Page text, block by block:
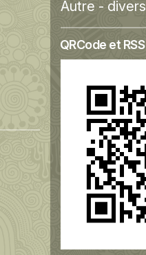
Autre - divers
QRCode et RSS